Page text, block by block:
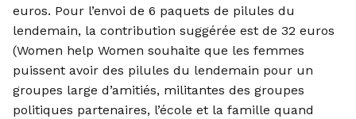
euros. Pour l’envoi de 6 paquets de pilules du
lendemain, la contribution suggérée est de 32 euros
(Women help Women souhaite que les femmes
puissent avoir des pilules du lendemain pour un
groupes large d’amitiés, militantes des groupes
politiques partenaires, l’école et la famille quand